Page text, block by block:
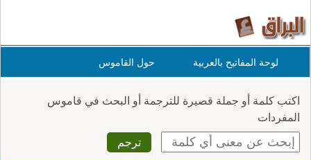
لوحة المفاتيح بالعربية حول القاموس
اكتب كلمة أو جملة قصيرة للترجمة أو البحث في قاموس
المفردات